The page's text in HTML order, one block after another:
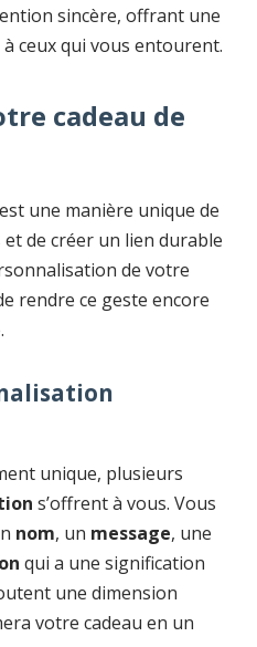
sincère, offrant une
ceux qui vous entourent.
cadeau de
est une manière unique de
de créer un lien durable
de votre
rendre ce geste encore
unique, plusieurs
s’offrent à vous. Vous
nom, un message, une
qui a une signification
une dimension
votre cadeau en un